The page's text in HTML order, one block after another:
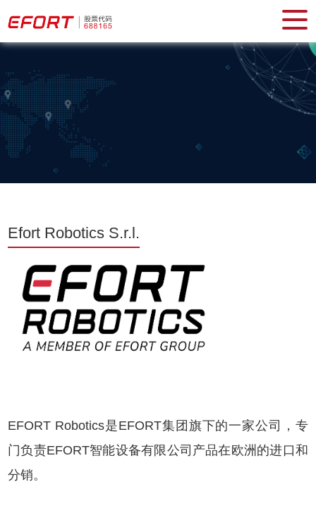
Efort Robotics S.r.l.
EFORT Robotics是EFORT集团旗下的一家公司，专
门负责EFORT智能设备有限公司产品在欧洲的进口和
分销。